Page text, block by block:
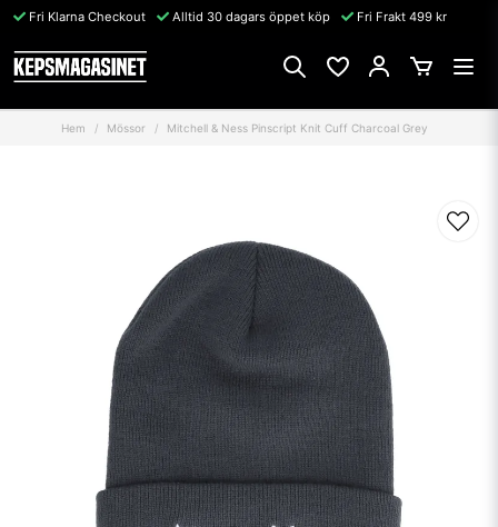
Fri Klarna Checkout Alltid 30 dagars öppet köp Fri Frakt 499 kr
Hem Mössor Mitchell & Ness Pinscript Knit Cuff Charcoal Grey